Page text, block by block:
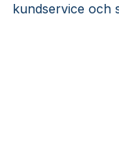
kundservice och